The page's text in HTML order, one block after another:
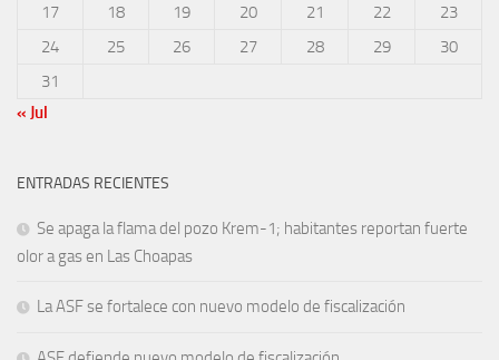
17
18 19 20 21 22
23
24
25 26 27 28 29
30
31
« Jul
ENTRADAS RECIENTES
Se apaga la flama del pozo Krem-1; habitantes reportan fuerte
olor a gas en Las Choapas
La ASF se fortalece con nuevo modelo de fiscalización